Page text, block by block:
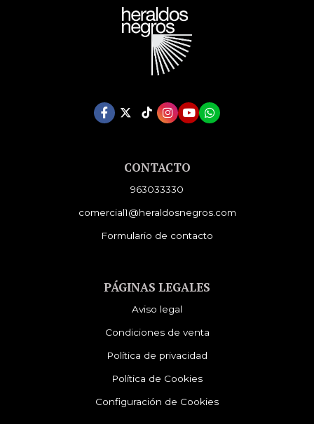
CONTACTO
963033330
comercial1@heraldosnegros.com
Formulario de contacto
PÁGINAS LEGALES
Aviso legal
Condiciones de venta
Política de privacidad
Política de Cookies
Configuración de Cookies